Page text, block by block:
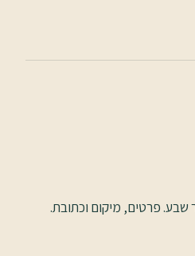
שבע. פרטים, מיקום וכתובת.